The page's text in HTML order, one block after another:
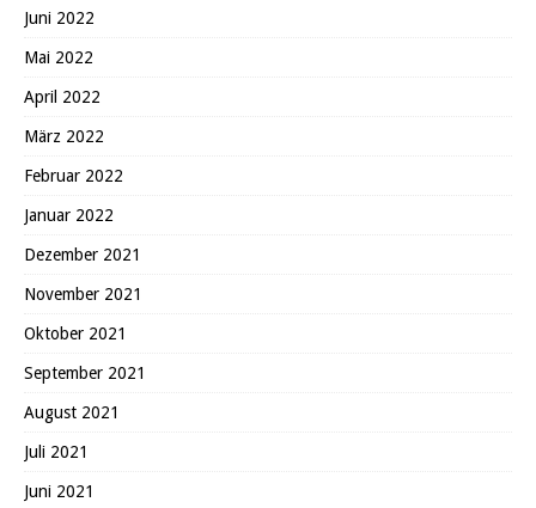
Juni 2022
Mai 2022
April 2022
März 2022
Februar 2022
Januar 2022
Dezember 2021
November 2021
Oktober 2021
September 2021
August 2021
Juli 2021
Juni 2021